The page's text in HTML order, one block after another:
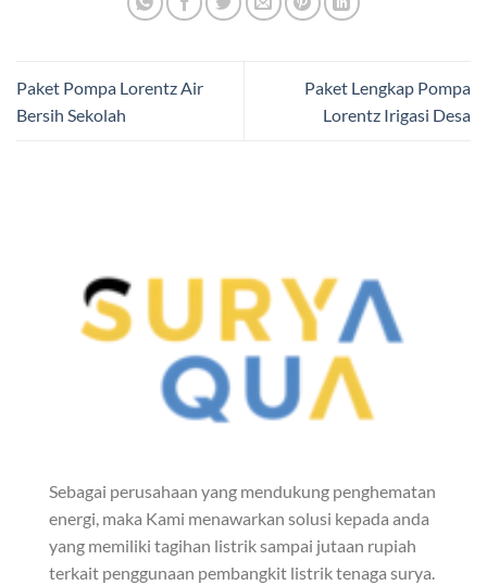
Paket Pompa Lorentz Air
Bersih Sekolah
Paket Lengkap Pompa
Lorentz Irigasi Desa
Sebagai perusahaan yang mendukung penghematan
energi, maka Kami menawarkan solusi kepada anda
yang memiliki tagihan listrik sampai jutaan rupiah
terkait penggunaan pembangkit listrik tenaga surya.